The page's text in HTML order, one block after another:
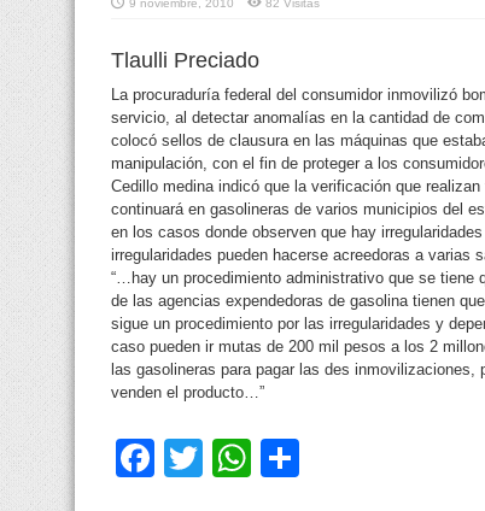
9 noviembre, 2010 82 Visitas
Tlaulli Preciado
La procuraduría federal del consumidor inmovilizó
servicio, al detectar anomalías en la cantidad de
colocó sellos de clausura en las máquinas que
manipulación, con el fin de proteger a los
Cedillo medina indicó que la verificación que
continuará en gasolineras de varios municipios del
en los casos donde observen que hay
irregularidades pueden hacerse acreedoras a varias
“…hay un procedimiento administrativo que se tiene
de las agencias expendedoras de gasolina tienen
sigue un procedimiento por las irregularidades y
caso pueden ir mutas de 200 mil pesos a los 2
las gasolineras para pagar las des
venden el producto…”
Facebook
TwitterWhatsApp